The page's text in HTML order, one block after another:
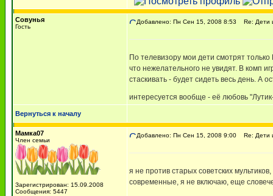
Совунья
Гость
Добавлено: Пн Сен 15, 2008 8:53 Re: Дети
По телевизору мои дети смотрят
что нежелательного не увидят. В комп
стаскивать - будет сидеть весь день.
интересуется вообще - её любовь
Вернуться к началу
Мамка07
Член семьи
Зарегистрирован: 15.09.2008
Сообщения: 5447
Добавлено: Пн Сен 15, 2008 9:00 Re: Дети
я не против старых советских
современные, я не включаю, еще